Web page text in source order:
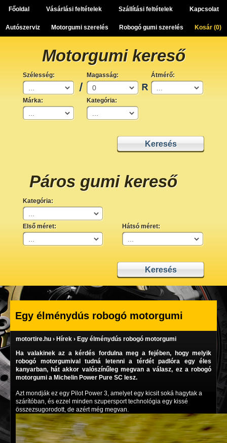
Főoldal Vásárlási feltételek Szállítási feltételek Kapcsolat
Autószerviz Motorgumi szerelés Robogó gumi szerelés Kosár (0)
Motorgumi kereső
Szélesség: Magasság: Átmérő:
Márka: Kategória:
Páros gumi kereső
Kategória:
Első méret: Hátsó méret:
Egy élménydús robogó motorgumi
motortire.hu › Hírek › Egy élménydús robogó motorgumi
Ha valakinek az a kérdés fordulna meg a fejében, hogy melyik
robogó motorgumival tudná letenni a térdét padlóra egy éles
kanyarban, hát akkor valószínűleg megvan a válasz, ez a robogó
motorgumi a Michelin Power Pure SC lesz.
Azt mondják ez egy Pilot Power 3, amelyet egy kicsit soká hagytak a
szárítóban, és ezzel minden szupersport technológia egy kissé
összezsugorodott, de azért még megvan.